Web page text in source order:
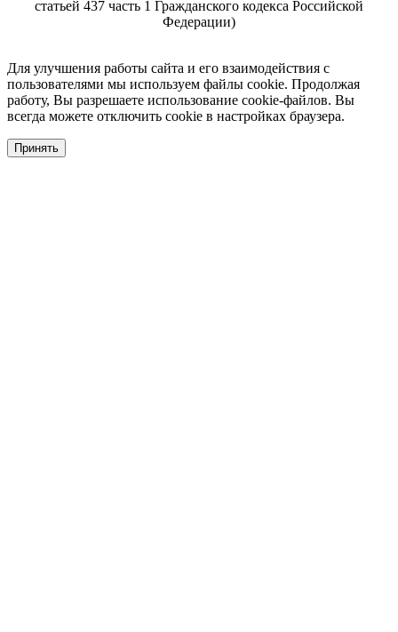
статьей 437 часть 1 Гражданского кодекса Российской
Федерации)
Для улучшения работы сайта и его взаимодействия с
пользователями мы используем файлы cookie. Продолжая
работу, Вы разрешаете использование cookie-файлов. Вы
всегда можете отключить cookie в настройках браузера.
Принять